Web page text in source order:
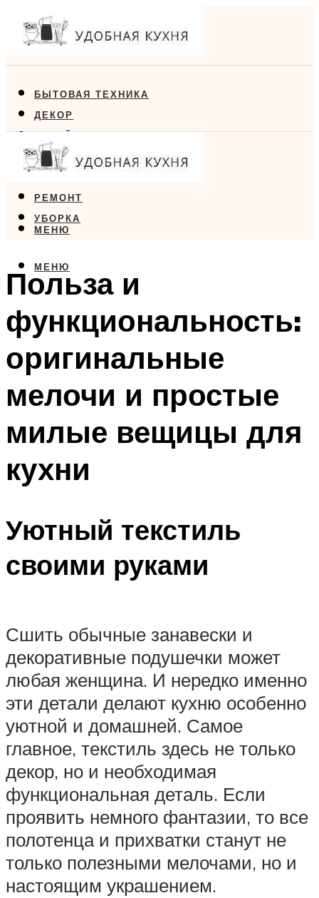
БЫТОВАЯ ТЕХНИКА
ДЕКОР
ДИЗАЙН
ЕДА
РЕМОНТ
УБОРКА
МЕНЮ
МЕНЮ
Польза и
функциональность:
оригинальные
мелочи и простые
милые вещицы для
кухни
Уютный текстиль
своими руками
Сшить обычные занавески и
декоративные подушечки может
любая женщина. И нередко именно
эти детали делают кухню особенно
уютной и домашней. Самое
главное, текстиль здесь не только
декор, но и необходимая
функциональная деталь. Если
проявить немного фантазии, то все
полотенца и прихватки станут не
только полезными мелочами, но и
настоящим украшением.